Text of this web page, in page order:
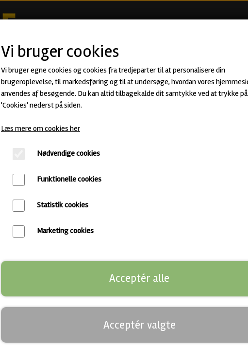
Seven Seas of Rye Wild Turkey BA
Anderson's
Antal
Tilføj til kurv
Find flere Barrel Aged øl
-12%
Vi bruger cookies
Vi bruger egne cookies og cookies fra tredjeparter til at personalisere din
brugeroplevelse, til markedsføring og til at undersøge, hvordan vores
anvendes af besøgende. Du kan altid tilbagekalde dit samtykke ved at trykke
'Cookies' nederst på siden.
Læs mere om cookies her
Nødvendige cookies
Funktionelle cookies
Statistik cookies
Marketing cookies
Acceptér alle
Acceptér valgte